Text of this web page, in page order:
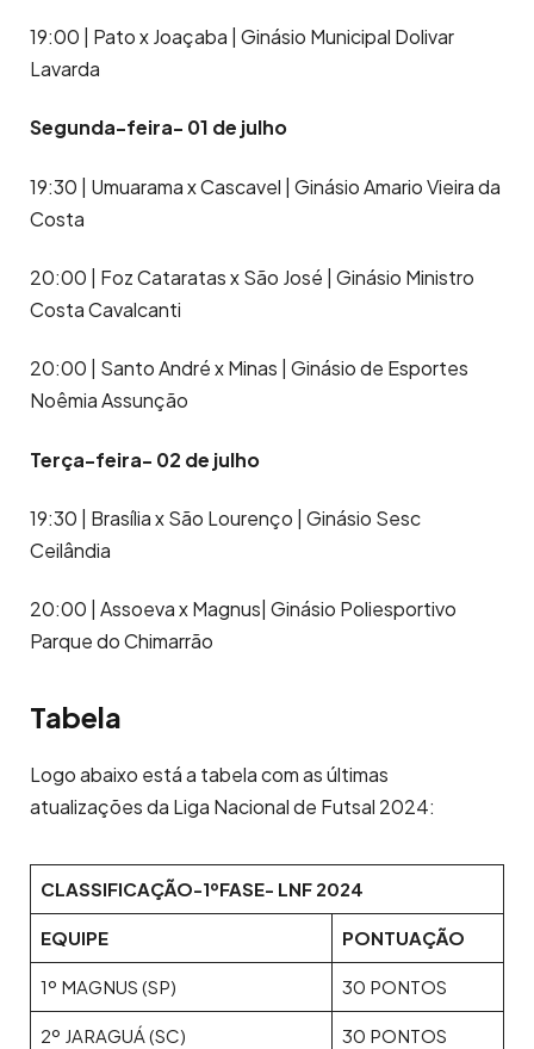
19:00 | Pato x Joaçaba | Ginásio Municipal Dolivar
Lavarda
Segunda-feira- 01 de julho
19:30 | Umuarama x Cascavel | Ginásio Amario Vieira da
Costa
20:00 | Foz Cataratas x São José | Ginásio Ministro
Costa Cavalcanti
20:00 | Santo André x Minas | Ginásio de Esportes
Noêmia Assunção
Terça-feira- 02 de julho
19:30 | Brasília x São Lourenço | Ginásio Sesc
Ceilândia
20:00 | Assoeva x Magnus| Ginásio Poliesportivo
Parque do Chimarrão
Tabela
Logo abaixo está a tabela com as últimas
atualizações da Liga Nacional de Futsal 2024:
CLASSIFICAÇÃO-1ºFASE- LNF 2024
EQUIPE PONTUAÇÃO
1º MAGNUS (SP) 30 PONTOS
2º JARAGUÁ (SC) 30 PONTOS